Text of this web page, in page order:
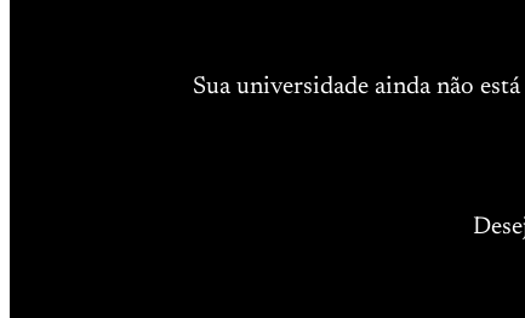
Sua universidade ainda não